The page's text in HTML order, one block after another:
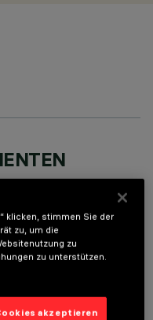
klicken, stimmen Sie der
zu, um die
zu
zu unterstützen.
akzeptieren